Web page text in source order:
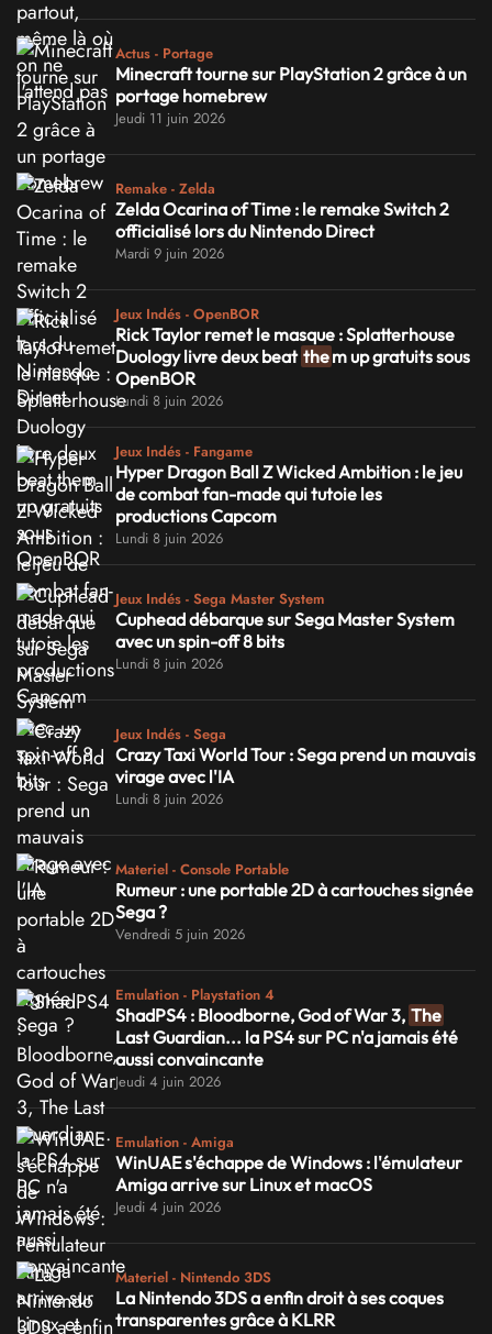
Actus - Portage
Minecraft tourne sur PlayStation 2 grâce à un
portage homebrew
Jeudi 11 juin 2026
Remake - Zelda
Zelda Ocarina of Time : le remake Switch 2
officialisé lors du Nintendo Direct
Mardi 9 juin 2026
Jeux Indés - OpenBOR
Rick Taylor remet le masque : Splatterhouse
Duology livre deux beat them up gratuits sous
OpenBOR
Lundi 8 juin 2026
Jeux Indés - Fangame
Hyper Dragon Ball Z Wicked Ambition : le jeu
de combat fan-made qui tutoie les
productions Capcom
Lundi 8 juin 2026
Jeux Indés - Sega Master System
Cuphead débarque sur Sega Master System
avec un spin-off 8 bits
Lundi 8 juin 2026
Jeux Indés - Sega
Crazy Taxi World Tour : Sega prend un mauvais
virage avec l'IA
Lundi 8 juin 2026
Materiel - Console Portable
Rumeur : une portable 2D à cartouches signée
Sega ?
Vendredi 5 juin 2026
Emulation - Playstation 4
ShadPS4 : Bloodborne, God of War 3, The
Last Guardian... la PS4 sur PC n'a jamais été
aussi convaincante
Jeudi 4 juin 2026
Emulation - Amiga
WinUAE s'échappe de Windows : l'émulateur
Amiga arrive sur Linux et macOS
Jeudi 4 juin 2026
Materiel - Nintendo 3DS
La Nintendo 3DS a enfin droit à ses coques
transparentes grâce à KLRR